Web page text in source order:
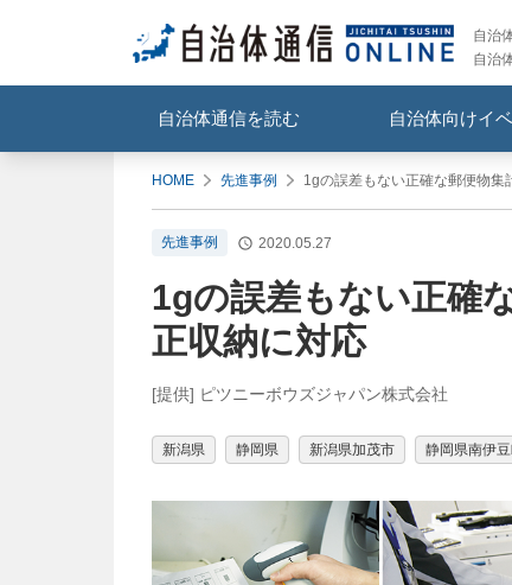
自治
自治
自治体通信を読む 自治体向けイ
HOME 先進事例 1gの誤差もない正確な郵便物集
先進事例 2020.05.27
1gの誤差もない正確
正収納に対応
[提供] ピツニーボウズジャパン株式会社
新潟県 静岡県 新潟県加茂市 静岡県南伊